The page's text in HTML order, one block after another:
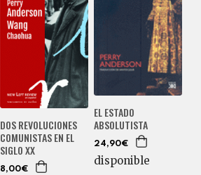
DOS REVOLUCIONES
COMUNISTAS EN EL
SIGLO XX
8,00€
EL ESTADO
ABSOLUTISTA
24,90€
disponible